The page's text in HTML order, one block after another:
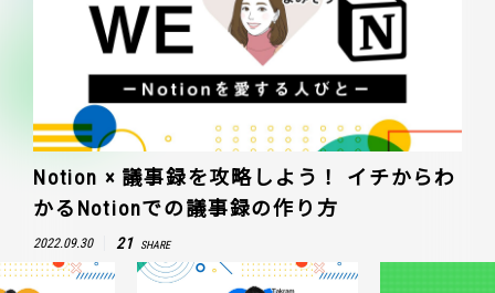
Notion × 議事録を攻略しよう！ イチからわ
かるNotionでの議事録の作り方
2022.09.30 21 SHARE